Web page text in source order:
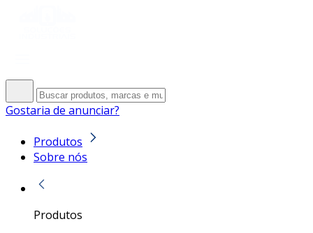
Gostaria de anunciar?
Produtos
Sobre nós
Produtos